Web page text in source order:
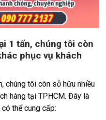
1 tấn, chúng tôi còn
phục vụ khách
chúng tôi còn sở hữu nhiều
hàng tại TPHCM. Đây là
thể cung cấp: